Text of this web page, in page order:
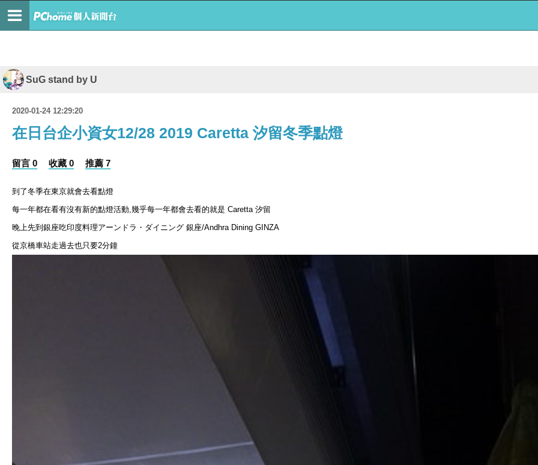
SuG stand by U
2020-01-24 12:29:20
在日台企小資女12/28 2019 Caretta 汐留冬季點燈
留言 0 收藏 0 推薦 7
到了冬季在東京就會去看點燈
每一年都在看有沒有新的點燈活動,幾乎每一年都會去看的就是 Caretta 汐留
晚上先到銀座吃印度料理アーンドラ・ダイニング 銀座/Andhra Dining GINZA
從京橋車站走過去也只要2分鐘